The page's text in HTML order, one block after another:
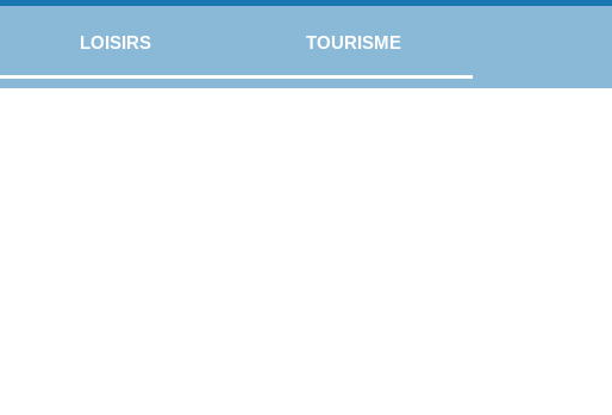
LOISIRS TOURISME